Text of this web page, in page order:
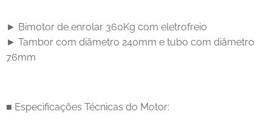
► Bimotor de enrolar 360Kg com eletrofreio
► Tambor com diâmetro 240mm e tubo com diâmetro
76mm
■ Especificações Técnicas do Motor: